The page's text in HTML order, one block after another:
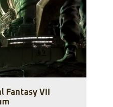
Fantasy VII